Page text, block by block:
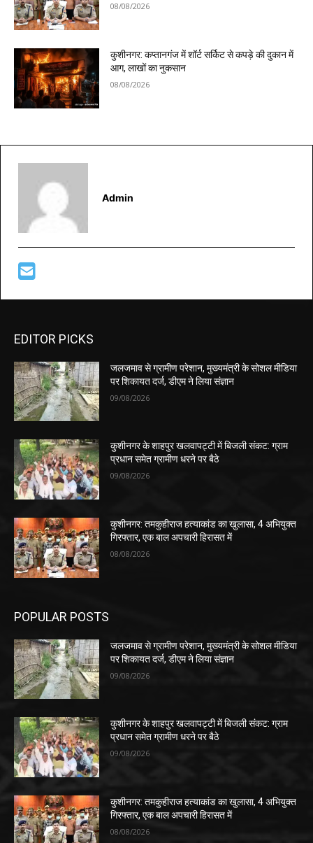
08/08/2026
कुशीनगर: कप्तानगंज में शॉर्ट सर्किट से कपड़े की दुकान में
आग, लाखों का नुकसान
08/08/2026
Admin
EDITOR PICKS
जलजमाव से ग्रामीण परेशान, मुख्यमंत्री के सोशल मीडिया
पर शिकायत दर्ज, डीएम ने लिया संज्ञान
09/08/2026
कुशीनगर के शाहपुर खलवापट्टी में बिजली संकट: ग्राम
प्रधान समेत ग्रामीण धरने पर बैठे
09/08/2026
कुशीनगर: तमकुहीराज हत्याकांड का खुलासा, 4 अभियुक्त
गिरफ्तार, एक बाल अपचारी हिरासत में
08/08/2026
POPULAR POSTS
जलजमाव से ग्रामीण परेशान, मुख्यमंत्री के सोशल मीडिया
पर शिकायत दर्ज, डीएम ने लिया संज्ञान
09/08/2026
कुशीनगर के शाहपुर खलवापट्टी में बिजली संकट: ग्राम
प्रधान समेत ग्रामीण धरने पर बैठे
09/08/2026
कुशीनगर: तमकुहीराज हत्याकांड का खुलासा, 4 अभियुक्त
गिरफ्तार, एक बाल अपचारी हिरासत में
08/08/2026